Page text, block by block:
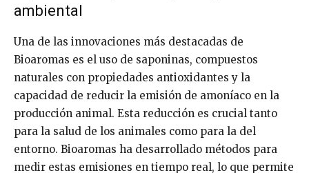
ambiental
Una de las innovaciones más destacadas de
Bioaromas es el uso de saponinas, compuestos
naturales con propiedades antioxidantes y la
capacidad de reducir la emisión de amoníaco en la
producción animal. Esta reducción es crucial tanto
para la salud de los animales como para la del
entorno. Bioaromas ha desarrollado métodos para
medir estas emisiones en tiempo real, lo que permite